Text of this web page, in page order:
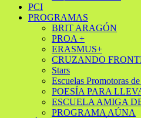
PCI
PROGRAMAS
BRIT ARAGÓN
PROA +
ERASMUS+
CRUZANDO
Stars
Escuelas Promotoras
POESÍA PARA
ESCUELA AMIGA
PROGRAMA AÚNA